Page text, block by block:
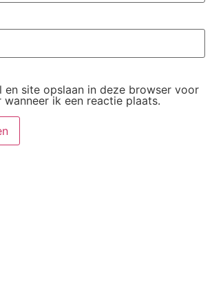
en site opslaan in deze browser voor
ik een reactie plaats.